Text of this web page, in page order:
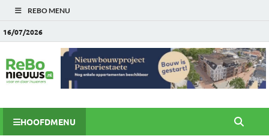
REBO MENU
16/07/2026
HOOFDMENU